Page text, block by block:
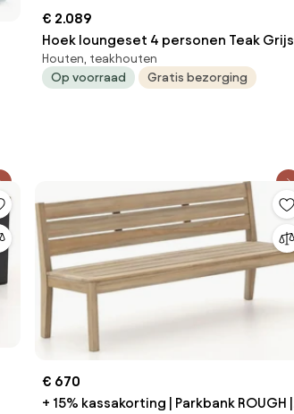
€ 2.089
Hoek loungeset 4 personen Teak Grijs
Lifestyle Garden Furniture Pure Island
Houten, teakhouten
Op voorraad
Gratis bezorging
€ 670
+ 15% kassakorting | Parkbank ROUGH |